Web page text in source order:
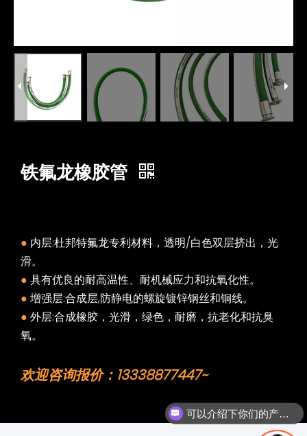
铁氟龙橡胶管
● 内层:杜邦特氟龙专利材料，透明/白色双层挤出，光
滑。
● 具有优良的耐高温性、耐机械应力和抗氧化性。
● 增强层:合成层,防静电的螺旋镀锌钢丝和铜线。
● 外层:合成橡胶，光滑，绿色，耐磨，抗老化和抗臭
氧。
欢迎咨询报价：13338877447~
可以介绍下你们的产品么